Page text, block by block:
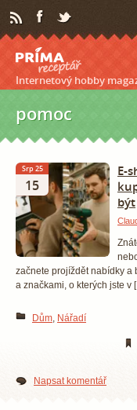
Internetový hobby
pomoc
Srp 25
15
E-
být
začnete projíždět nabídky a
a značkami, o kterých jste v
Dům, Nářadí
Napsat komentář